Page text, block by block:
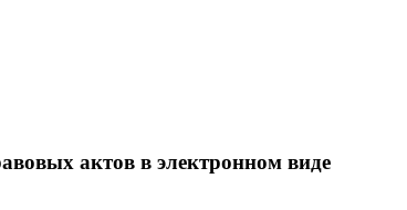
актов в электронном виде